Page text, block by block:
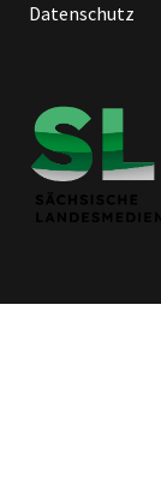
Datenschutz